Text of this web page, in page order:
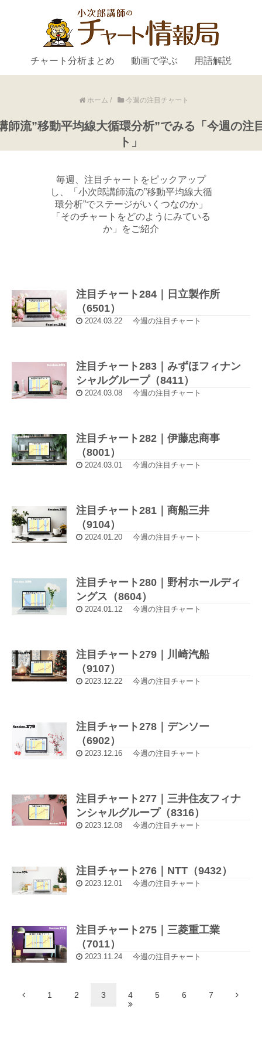
チャート分析まとめ 動画で学ぶ 用語解説
ホーム / 今週の注目チャート
師流”移動平均線大循環分析”でみる「今週の注
ト」
毎週、注目チャートをピックアップ
し、「小次郎講師流の”移動平均線大循
環分析”でステージがいくつなのか」
「そのチャートをどのようにみている
か」をご紹介
注目チャート284｜日立製作所
（6501）
2024.03.22 今週の注目チャート
注目チャート283｜みずほフィナン
シャルグループ（8411）
2024.03.08 今週の注目チャート
注目チャート282｜伊藤忠商事
（8001）
2024.03.01 今週の注目チャート
注目チャート281｜商船三井
（9104）
2024.01.20 今週の注目チャート
注目チャート280｜野村ホールディ
ングス（8604）
2024.01.12 今週の注目チャート
注目チャート279｜川崎汽船
（9107）
2023.12.22 今週の注目チャート
注目チャート278｜デンソー
（6902）
2023.12.16 今週の注目チャート
注目チャート277｜三井住友フィナ
ンシャルグループ（8316）
2023.12.08 今週の注目チャート
注目チャート276｜NTT（9432）
2023.12.01 今週の注目チャート
注目チャート275｜三菱重工業
（7011）
2023.11.24 今週の注目チャート
1 2 3 4 5 6 7